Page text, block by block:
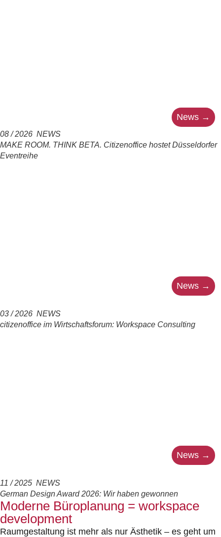
08 / 2026 NEWS
MAKE ROOM. THINK BETA. Citizenoffice hostet Düsseldorfer
Eventreihe
03 / 2026 NEWS
citizenoffice im Wirtschaftsforum: Workspace Consulting
11 / 2025 NEWS
German Design Award 2026: Wir haben gewonnen
Moderne Büroplanung = workspace
development
Raumgestaltung ist mehr als nur Ästhetik – es geht um